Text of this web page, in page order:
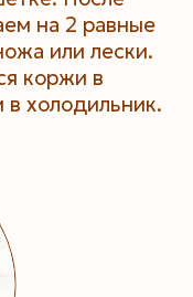
на 2 равные
или лески.
коржи в
холодильник.